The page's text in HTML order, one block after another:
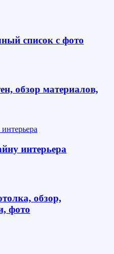
список с фото
обзор материалов,
интерьера
обзор,
фото